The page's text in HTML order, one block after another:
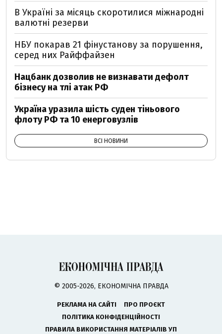
В Україні за місяць скоротилися міжнародні
валютні резерви
НБУ покарав 21 фінустанову за порушення,
серед них Райффайзен
Нацбанк дозволив не визнавати дефолт
бізнесу на тлі атак РФ
Україна уразила шість суден тіньового
флоту РФ та 10 енерговузлів
ВСІ НОВИНИ
© 2005-2026, ЕКОНОМІЧНА ПРАВДА
РЕКЛАМА НА САЙТІ
ПРО ПРОЄКТ
ПОЛІТИКА КОНФІДЕНЦІЙНОСТІ
ПРАВИЛА ВИКОРИСТАННЯ МАТЕРІАЛІВ УП